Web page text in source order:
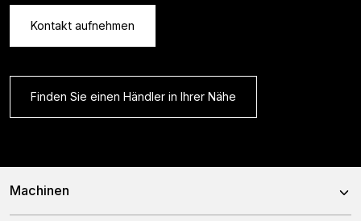
Kontakt aufnehmen
Finden Sie einen Händler in Ihrer Nähe
Machinen